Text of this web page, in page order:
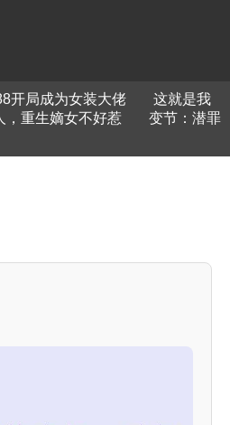
开局成为女装大佬
这就是我
，重生嫡女不好惹
变节：潜罪